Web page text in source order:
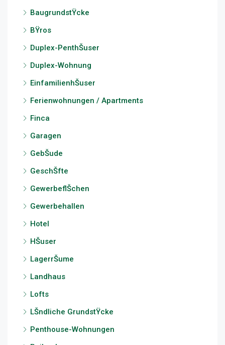
BaugrundstŸcke
BŸros
Duplex-PenthŠuser
Duplex-Wohnung
EinfamilienhŠuser
Ferienwohnungen / Apartments
Finca
Garagen
GebŠude
GeschŠfte
GewerbeflŠchen
Gewerbehallen
Hotel
HŠuser
LagerrŠume
Landhaus
Lofts
LŠndliche GrundstŸcke
Penthouse-Wohnungen